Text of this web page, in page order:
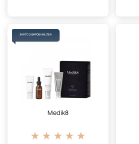
ЗНЯТО З ВИРОБНИЦТВА
Medik8